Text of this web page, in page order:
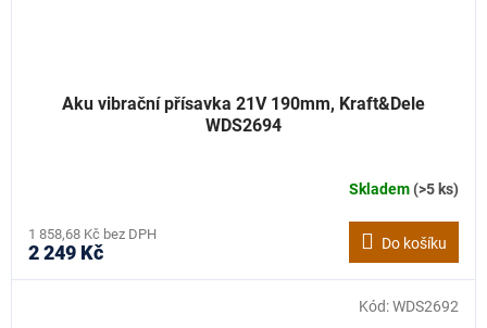
Aku vibrační přísavka 21V 190mm, Kraft&Dele
WDS2694
Skladem(>5 ks)
1 858,68 Kč bez DPH
2 249 Kč Do košíku
Kód:WDS2692